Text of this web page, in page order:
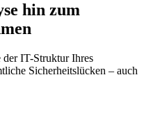
hin zum
IT-Struktur Ihres
Sicherheitslücken – auch